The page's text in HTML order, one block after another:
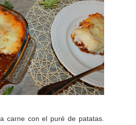
carne con el puré de patatas.